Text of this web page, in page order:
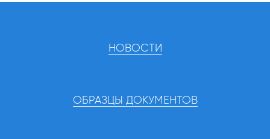
НОВОСТИ
ОБРАЗЦЫ ДОКУМЕНТОВ